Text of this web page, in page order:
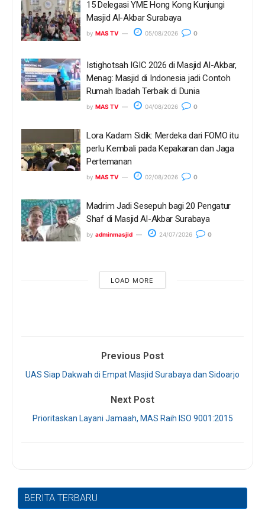
15 Delegasi YME Hong Kong Kunjungi
Masjid Al-Akbar Surabaya
by MAS TV 05/08/2026 0
Istighotsah IGIC 2026 di Masjid Al-Akbar,
Menag: Masjid di Indonesia jadi Contoh
Rumah Ibadah Terbaik di Dunia
by MAS TV 04/08/2026 0
Lora Kadam Sidik: Merdeka dari FOMO itu
perlu Kembali pada Kepakaran dan Jaga
Pertemanan
by MAS TV 02/08/2026 0
Madrim Jadi Sesepuh bagi 20 Pengatur
Shaf di Masjid Al-Akbar Surabaya
by adminmasjid 24/07/2026 0
LOAD MORE
Previous Post
UAS Siap Dakwah di Empat Masjid Surabaya dan Sidoarjo
Next Post
Prioritaskan Layani Jamaah, MAS Raih ISO 9001:2015
BERITA TERBARU